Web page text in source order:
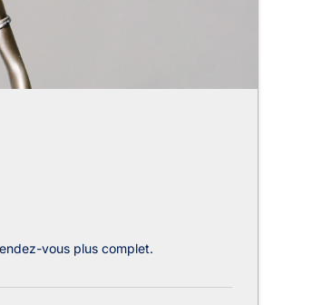
vous plus complet.